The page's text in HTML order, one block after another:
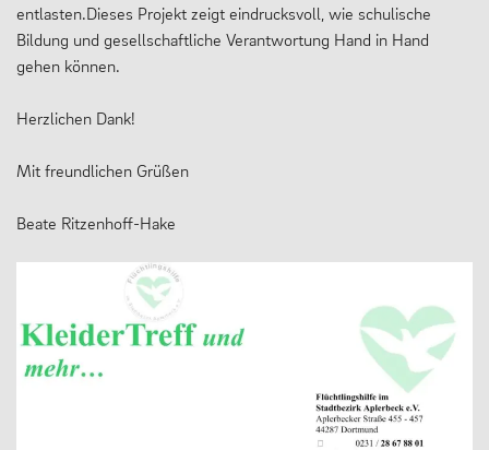
entlasten.Dieses Projekt zeigt eindrucksvoll, wie schulische
Bildung und gesellschaftliche Verantwortung Hand in Hand
gehen können.
Herzlichen Dank!
Mit freundlichen Grüßen
Beate Ritzenhoff-Hake